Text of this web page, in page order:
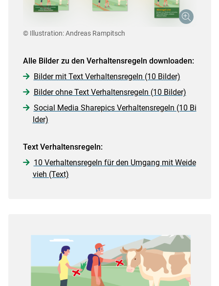
© Illustration: Andreas Rampitsch
Alle Bilder zu den Verhaltensregeln downloaden:
Bilder mit Text Verhaltensregeln (10 Bilder)
Bilder ohne Text Verhaltensregeln (10 Bilder)
Social Media Sharepics Verhaltensregeln (10 Bi
lder)
Text Verhaltensregeln:
10 Verhaltensregeln für den Umgang mit Weide
vieh (Text)